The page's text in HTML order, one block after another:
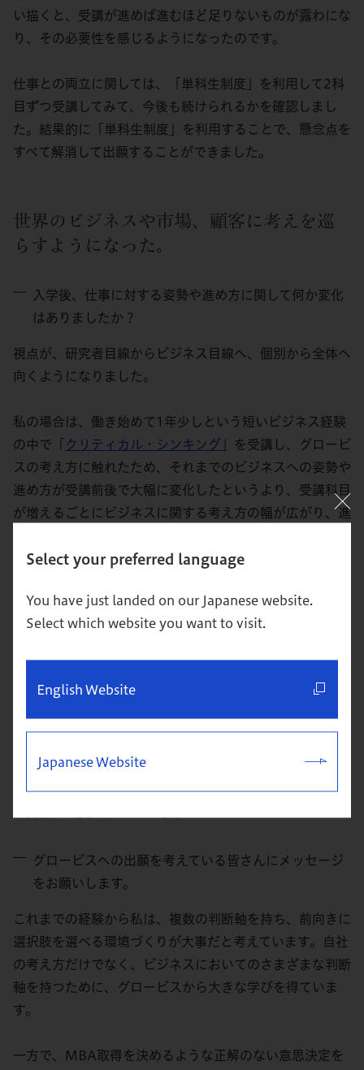
Select your preferred language
You have just landed on our Japanese website.
Select which website you want to visit.
English Website
Japanese Website
い描くと、受講が進めば進むほど足りないものが露わにな
り、その必要性を感じるようになったのです。
仕事との両立に関しては、「単科生制度」を利用して2科
目ずつ受講してみて、今後も続けられるかを確認しまし
た。結果的に「単科生制度」を利用することで、懸念点を
すべて解消して出願することができました。
世界のビジネスや市場、顧客に考えを巡
らすようになった。
入学後、仕事に対する姿勢や進め方に関して何か変化
はありましたか？
視点が、研究者目線からビジネス目線へ、個別から全体へ
向くようになりました。
私の場合は、働き始めて1年少しという短いビジネス経験
の中で「
クリティカル・シンキング 」を受講し、グロービ
スの考え方に触れたため、それまでのビジネスへの姿勢や
進め方が受講前後で大幅に変化したというより、受講科目
が増えるごとにビジネスに関する考え方の幅が広がり、進
していたのですが、グロービスで学び始めてからは、国内
だけでなく世界のビジネスの流れや市場の様子、顧客がど
らに上の役職の方々との議論がしやすくなり、コミュニ
ケーションが取りやすくなっています。
正解がないからこそ自分が納得できる判
グロービスへの出願を考えている皆さんにメッセージ
をお願いします。
これまでの経験から私は、複数の判断軸を持ち、前向きに
選択肢を選べる環境づくりが大事だと考えています。自社
の考え方だけでなく、ビジネスにおいてのさまざまな判断
軸を持つために、グロービスから大きな学びを得ていま
す。
一方で、MBA取得を決めるような正解のない意思決定を